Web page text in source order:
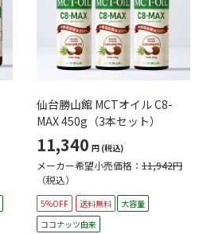
仙台勝山館 MCTオイル C8-
MAX 450g（3本セット）
11,340 円 (税込)
メーカー希望小売価格： 11,942円
（税込）
5%OFF 送料無料
大容量
ココナッツ由来